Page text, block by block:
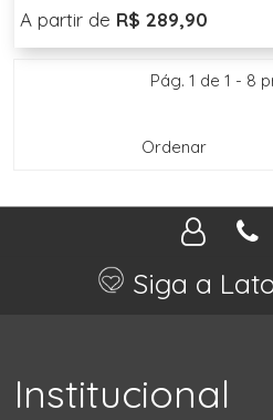
A partir de R$ 289,90
Pág. 1 de 1 - 8
Siga a
Institucional